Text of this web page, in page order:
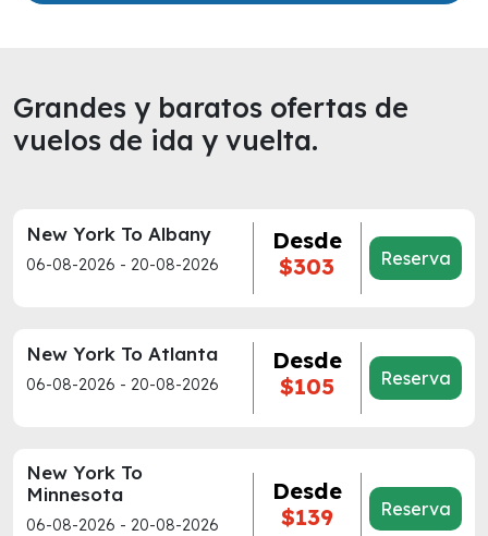
Grandes y baratos ofertas de
vuelos de ida y vuelta.
New York To Albany
06-08-2026 - 20-08-2026
Desde
$303
Reserva
New York To Atlanta
06-08-2026 - 20-08-2026
Desde
$105
Reserva
New York To
Minnesota
06-08-2026 - 20-08-2026
Desde
$139
Reserva